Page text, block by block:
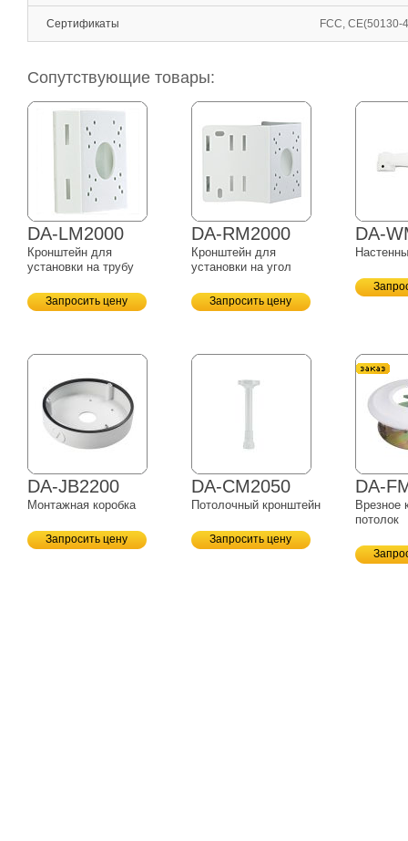
Сертификаты FCC, CE(50130-
Сопутствующие товары:
DA-LM2000
Кронштейн для
установки на трубу
Запросить цену
DA-RM2000
Кронштейн для
установки на угол
Запросить цену
DA-
DA-JB2200
Монтажная коробка
Запросить цену
DA-CM2050
Потолочный кронштейн
Запросить цену
DA-
Врезное
потолок